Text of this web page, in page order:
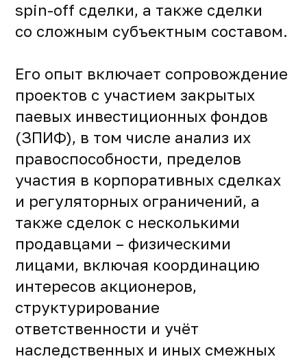
spin-off сделки, а также сделки
со сложным субъектным составом.
Его опыт включает сопровождение
проектов с участием закрытых
паевых инвестиционных фондов
(ЗПИФ), в том числе анализ их
правоспособности, пределов
участия в корпоративных сделках
и регуляторных ограничений, а
также сделок с несколькими
продавцами – физическими
лицами, включая координацию
интересов акционеров,
структурирование
ответственности и учёт
наследственных и иных смежных